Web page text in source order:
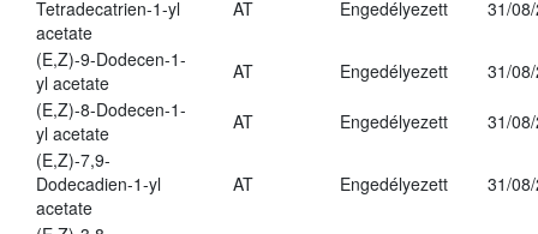
Tetradecatrien-1-yl
acetate
AT Engedélyezett 31/
(E,Z)-9-Dodecen-1-
yl acetate
AT Engedélyezett
31/
(E,Z)-8-Dodecen-1-
yl acetate
AT Engedélyezett
31/
(E,Z)-7,9-
Dodecadien-1-yl
acetate
AT Engedélyezett 31/